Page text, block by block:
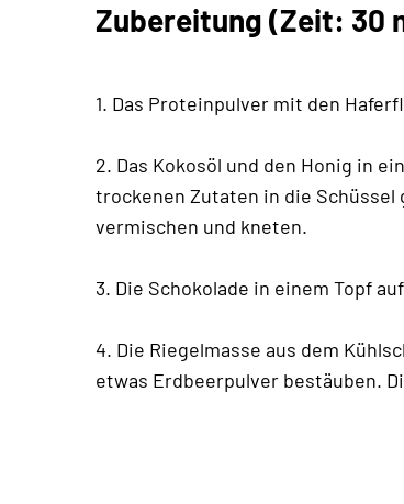
Zubereitung (Zeit: 30
1. Das Proteinpulver mit den
2. Das Kokosöl und den Honig in
trockenen Zutaten in die Schüssel
vermischen und kneten.
3. Die Schokolade in einem Topf
4. Die Riegelmasse aus dem
etwas Erdbeerpulver bestäuben.